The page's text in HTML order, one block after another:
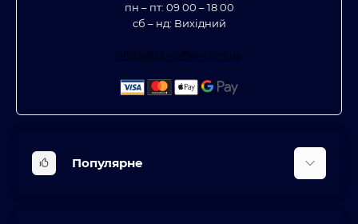
пн – пт: 09 00 – 18 00
сб – нд: Вихідний
office@bt-coffee.com.ua
Популярне